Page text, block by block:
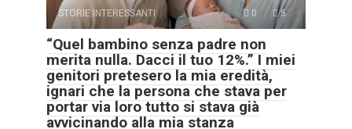
STORIE INTERESSANTI 0 5
“Quel bambino senza padre non
merita nulla. Dacci il tuo 12%.” I miei
genitori pretesero la mia eredità,
ignari che la persona che stava per
portar via loro tutto si stava già
avvicinando alla mia stanza